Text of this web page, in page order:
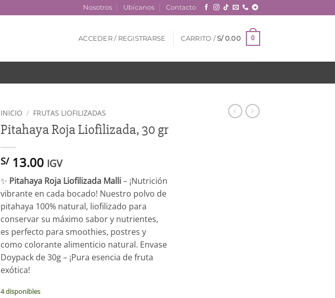
Nosotros Ubícanos Contacto
ACCEDER / REGISTRARSE CARRITO /S/0.00 0
INICIO / FRUTAS LIOFILIZADAS
Pitahaya Roja Liofilizada, 30 gr
S/13.00 IGV
✨ Pitahaya Roja Liofilizada Malli– ¡Nutrición
vibrante en cada bocado! Nuestro polvo de
pitahaya 100% natural, liofilizado para
conservar su máximo sabor y nutrientes,
es perfecto para smoothies, postres y
como colorante alimenticio natural. Envase
Doypack de 30g – ¡Pura esencia de fruta
exótica!
4 disponibles